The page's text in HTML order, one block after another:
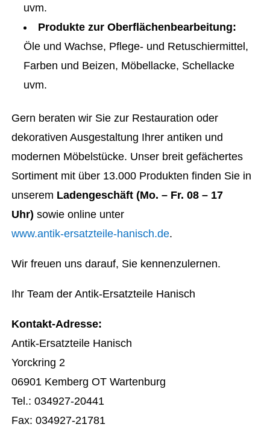
uvm.
Produkte zur Oberflächenbearbeitung:
Öle und Wachse, Pflege- und Retuschiermittel,
Farben und Beizen, Möbellacke, Schellacke
uvm.
Gern beraten wir Sie zur Restauration oder
dekorativen Ausgestaltung Ihrer antiken und
modernen Möbelstücke. Unser breit gefächertes
Sortiment mit über 13.000 Produkten finden Sie in
unserem Ladengeschäft (Mo. – Fr. 08 – 17
Uhr)sowie online unter
www.antik-ersatzteile-hanisch.de.
Wir freuen uns darauf, Sie kennenzulernen.
Ihr Team der Antik-Ersatzteile Hanisch
Kontakt-Adresse:
Antik-Ersatzteile Hanisch
Yorckring 2
06901 Kemberg OT Wartenburg
Tel.: 034927-20441
Fax: 034927-21781